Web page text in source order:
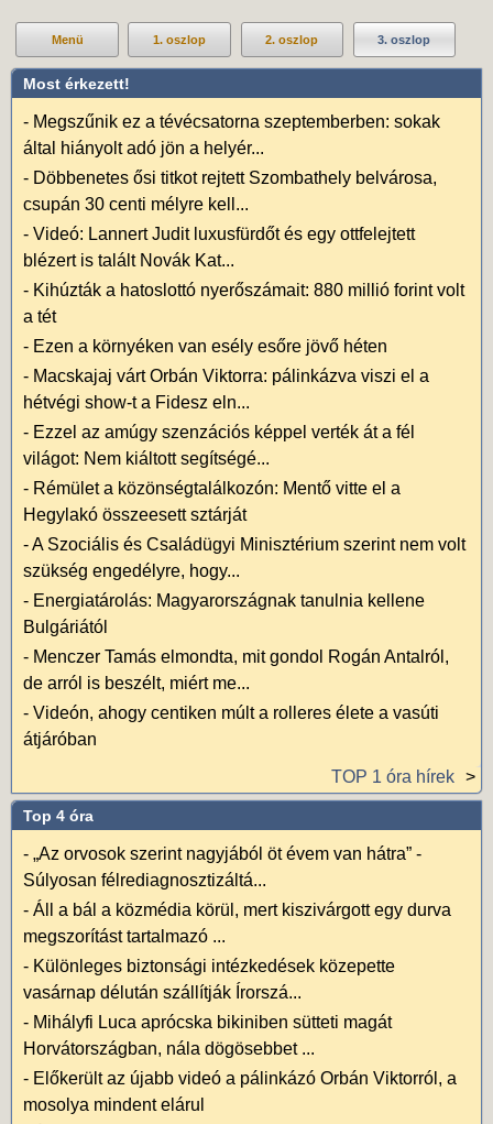
Menü 1. oszlop 2. oszlop 3. oszlop
Most érkezett!
- Megszűnik ez a tévécsatorna szeptemberben: sokak
által hiányolt adó jön a helyér...
- Döbbenetes ősi titkot rejtett Szombathely belvárosa,
csupán 30 centi mélyre kell...
- Videó: Lannert Judit luxusfürdőt és egy ottfelejtett
blézert is talált Novák Kat...
- Kihúzták a hatoslottó nyerőszámait: 880 millió forint volt
a tét
- Ezen a környéken van esély esőre jövő héten
- Macskajaj várt Orbán Viktorra: pálinkázva viszi el a
hétvégi show-t a Fidesz eln...
- Ezzel az amúgy szenzációs képpel verték át a fél
világot: Nem kiáltott segítségé...
- Rémület a közönségtalálkozón: Mentő vitte el a
Hegylakó összeesett sztárját
-A Szociális és Családügyi Minisztérium szerint nem volt
szükség engedélyre, hogy...
- Energiatárolás: Magyarországnak tanulnia kellene
Bulgáriától
- Menczer Tamás elmondta, mit gondol Rogán Antalról,
de arról is beszélt, miért me...
- Videón, ahogy centiken múlt a rolleres élete a vasúti
átjáróban
TOP 1 óra hírek
Top 4 óra
- „Az orvosok szerint nagyjából öt évem van hátra” -
Súlyosan félrediagnosztizáltá...
- Áll a bál a közmédia körül, mert kiszivárgott egy durva
megszorítást tartalmazó ...
- Különleges biztonsági intézkedések közepette
vasárnap délután szállítják Írorszá...
- Mihályfi Luca aprócska bikiniben sütteti magát
Horvátországban, nála dögösebbet ...
- Előkerült az újabb videó a pálinkázó Orbán Viktorról, a
mosolya mindent elárul